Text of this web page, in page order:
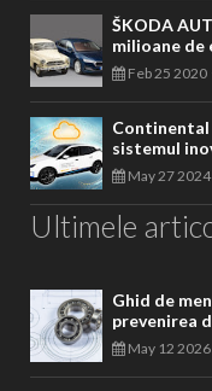
ŠKODA
milioane de
Feb 25 2020
Continental
sistemul
May 27 2024
Ultimele
Ghid de
prevenirea
May 12 2026